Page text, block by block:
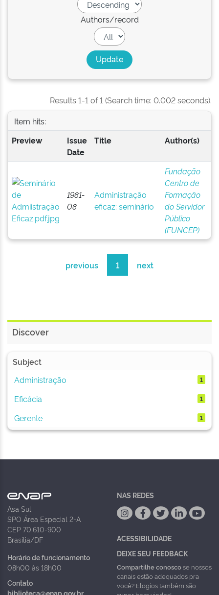
Authors/record
Results 1-1 of 1 (Search time: 0.002 seconds).
Item hits:
Preview
Issue
Date
Title Author(s)
1981-
08
Administração
eficaz: seminário
Fundação
Centro de
Formação
do Servidor
Público
(FUNCEP)
previous 1 next
Discover
Subject
Administração
1
Eficácia 1
Gerente 1
Asa Sul
SPO Área Especial 2-A
CEP 70.610-900
Brasília/DF
Horário de funcionamento
08h00 às 18h00
Contato
biblioteca@enap.gov.br
NAS REDES
ACESSIBILIDADE
DEIXE SEU FEEDBACK
Compartilhe conoscose nossos
canais estão adequados pra
você? Elogios também são